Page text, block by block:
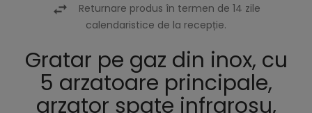
Returnare produs în termen de 14 zile
calendaristice de la recepție.
Gratar pe gaz din inox, cu
5 arzatoare principale,
arzator spate infrarosu,